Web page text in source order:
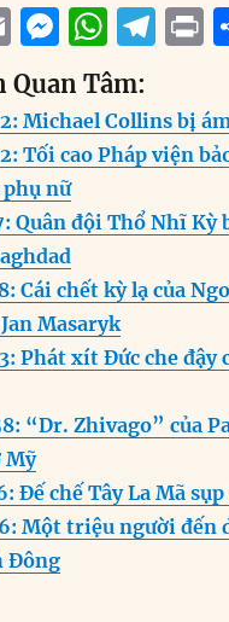
E
m
ai
l
M
ss
e
n
g
er
W
h
at
s
A
p
T
g
r
a
P
n
t
Quan Tâm:
Michael Collins bị
Tối cao Pháp viện
phụ nữ
Quân đội Thổ Nhĩ Kỳ
Cái chết kỳ lạ của
Masaryk
Phát xít Đức che đậy
“Dr. Zhivago” của
Mỹ
Đế chế Tây La Mã sụp
Một triệu người đến
Đông